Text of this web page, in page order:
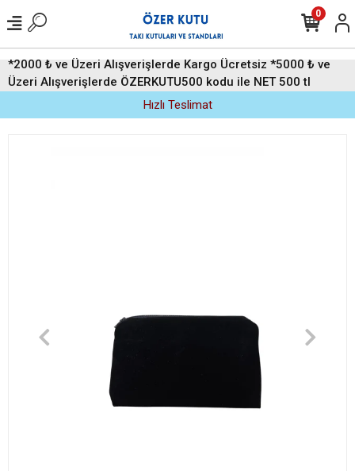
*2000 ₺ ve Üzeri Alışverişlerde Kargo Ücretsiz *5000 ₺ ve
Üzeri Alışverişlerde ÖZERKUTU500 kodu ile NET 500 tl
Hızlı Teslimat
0